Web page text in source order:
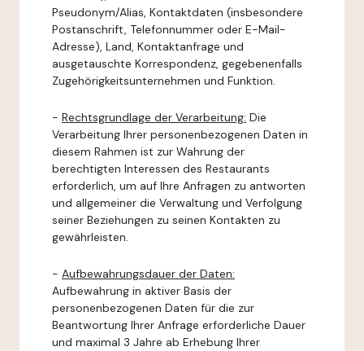
Pseudonym/Alias, Kontaktdaten (insbesondere
Postanschrift, Telefonnummer oder E-Mail-
Adresse), Land, Kontaktanfrage und
ausgetauschte Korrespondenz, gegebenenfalls
Zugehörigkeitsunternehmen und Funktion.
- Rechtsgrundlage der Verarbeitung: Die
Verarbeitung Ihrer personenbezogenen Daten in
diesem Rahmen ist zur Wahrung der
berechtigten Interessen des Restaurants
erforderlich, um auf Ihre Anfragen zu antworten
und allgemeiner die Verwaltung und Verfolgung
seiner Beziehungen zu seinen Kontakten zu
gewährleisten.
- Aufbewahrungsdauer der Daten:
Aufbewahrung in aktiver Basis der
personenbezogenen Daten für die zur
Beantwortung Ihrer Anfrage erforderliche Dauer
und maximal 3 Jahre ab Erhebung Ihrer